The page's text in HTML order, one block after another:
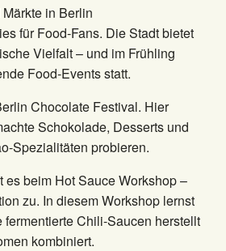
in Berlin
für Food-Fans. Die Stadt bietet
Vielfalt – und im Frühling
Food-Events statt.
Chocolate Festival. Hier
Schokolade, Desserts und
Spezialitäten probieren.
es beim Hot Sauce Workshop –
zu. In diesem Workshop lernst
Chili-Saucen herstellt
kombiniert.